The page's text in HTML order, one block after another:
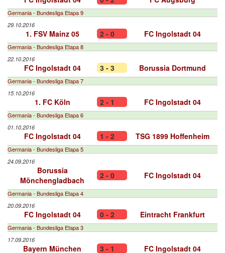
Germania - Bundesliga Etapa 9
29.10.2016
1. FSV Mainz 05 2 - 0 FC Ingolstadt 04
Germania - Bundesliga Etapa 8
22.10.2016
FC Ingolstadt 04 3 - 3 Borussia Dortmund
Germania - Bundesliga Etapa 7
15.10.2016
1. FC Köln 2 - 1 FC Ingolstadt 04
Germania - Bundesliga Etapa 6
01.10.2016
FC Ingolstadt 04 1 - 2 TSG 1899 Hoffenheim
Germania - Bundesliga Etapa 5
24.09.2016
Borussia
Mönchengladbach
2 - 0 FC Ingolstadt 04
Germania - Bundesliga Etapa 4
20.09.2016
FC Ingolstadt 04 0 - 2 Eintracht Frankfurt
Germania - Bundesliga Etapa 3
17.09.2016
Bayern München 3 - 1 FC Ingolstadt 04